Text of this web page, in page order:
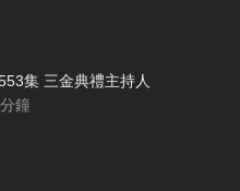
集 三金典禮主持人
分鐘